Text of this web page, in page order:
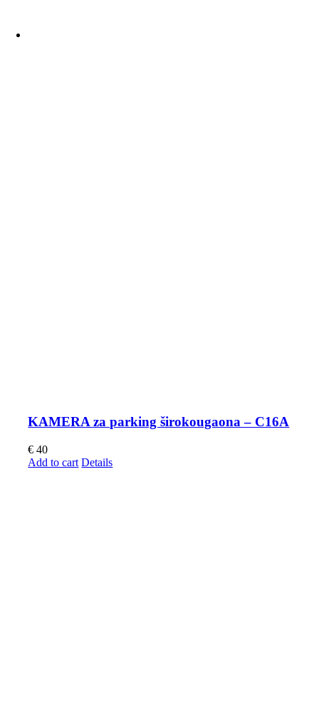
KAMERA za parking širokougaona – C16A
€ 40
Add to cart Details